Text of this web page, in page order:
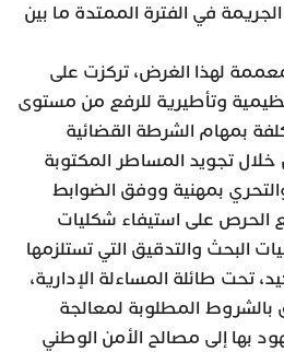
في الفترة الممتدة ما بين
لهذا الغرض، تركزت على
وتأطيرية للرفع من مستوى
بمهام الشرطة القضائية
خلال تجويد المساطر المكتوبة
بمهنية ووفق الضوابط
الحرص على استيفاء شكليات
البحث والتدقيق التي تستلزمها
تحت طائلة المساءلة الإدارية،
بالشروط المطلوبة لمعالجة
بها إلى مصالح الأمن الوطني